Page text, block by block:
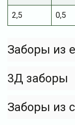
2,5 0,5
Заборы из
3Д заборы
Заборы из